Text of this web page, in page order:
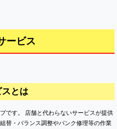
ービス
とは
です。 店舗と代わらないサービスが提供
替・バランス調整やパンク修理等の作業